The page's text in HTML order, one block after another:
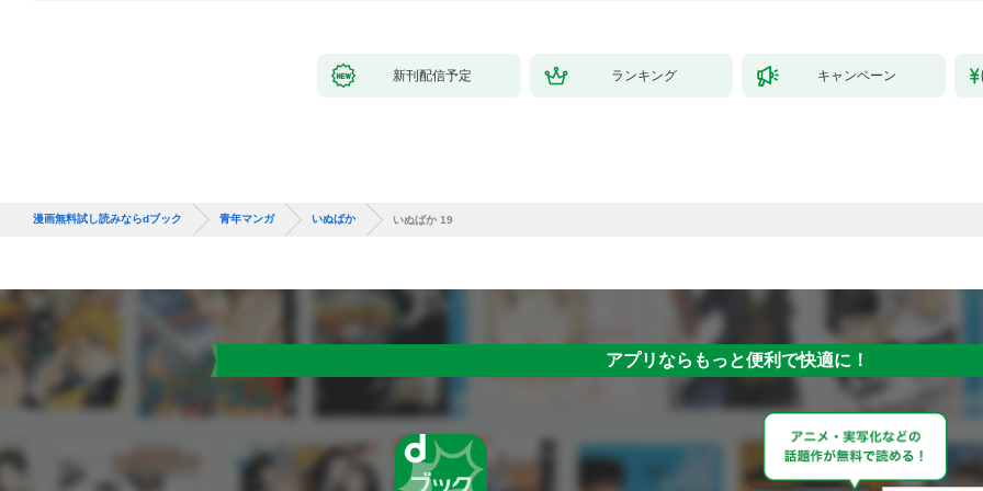
新刊配信予定 ランキング キャンペーン
漫画無料試し読みならdブック 青年マンガ いぬばか いぬばか 19
アプリならもっと便利で快適に！